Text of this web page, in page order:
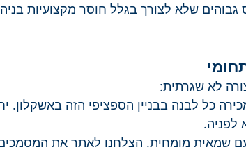
שלא לצורך בגלל חוסר מקצועיות
לא שגרתית:
כל לבנה בבניין הספציפי הזה באשקלון.
לפניה.
שמאית מומחית. הצלחנו לאתר את